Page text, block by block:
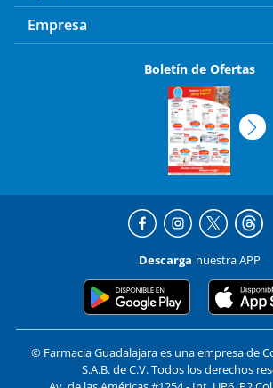
Empresa
Boletín de Ofertas
Descarga nuestra APP
© Farmacia Guadalajara es una empresa de
S.A.B. de C.V. Todos los derechos